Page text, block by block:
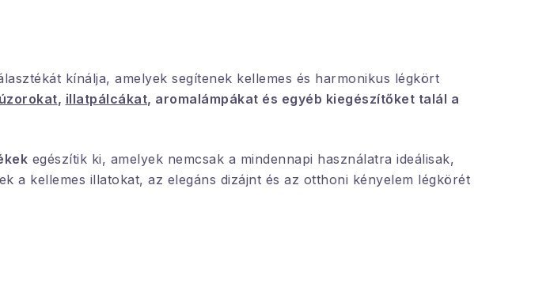
kínálja, amelyek segítenek kellemes és harmonikus légkört
, illatpálcákat, aromalámpákat és egyéb kiegészítőket talál a
egészítik ki, amelyek nemcsak a mindennapi használatra ideálisak,
a kellemes illatokat, az elegáns dizájnt és az otthoni kényelem légkörét